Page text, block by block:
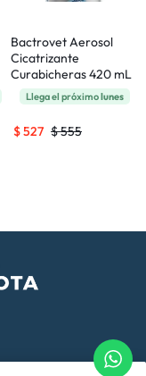
Bactrovet Aerosol
Cicatrizante
Curabicheras 420 mL
Llega el próximolunes
$555
$527